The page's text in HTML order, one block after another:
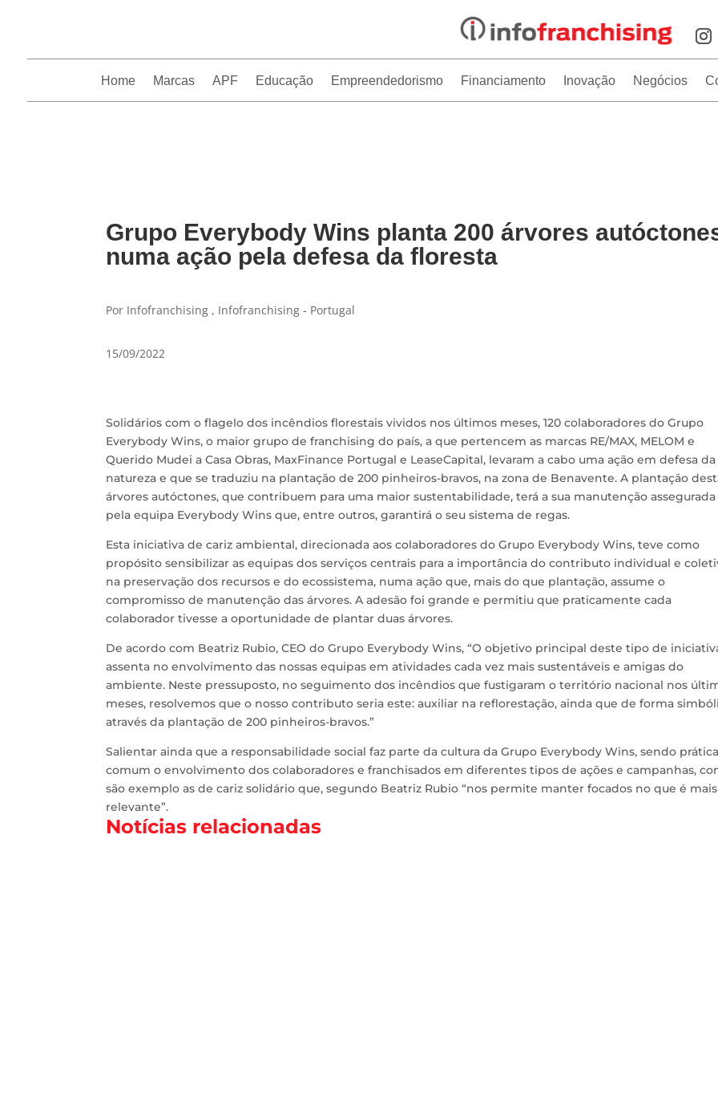
Home Marcas APF Educação Empreendedorismo Financiamento Inovação Negócios
Grupo Everybody Wins planta 200 árvores
numa ação pela defesa da floresta
Por Infofranchising , Infofranchising - Portugal
15/09/2022
Solidários com o flagelo dos incêndios florestais vividos nos últimos meses, 120 colaboradores do Grupo
Everybody Wins, o maior grupo de franchising do país, a que pertencem as marcas RE/MAX, MELOM e
Querido Mudei a Casa Obras, MaxFinance Portugal e LeaseCapital, levaram a cabo uma ação em defesa da
natureza e que se traduziu na plantação de 200 pinheiros-bravos, na zona de Benavente. A plantação
árvores autóctones, que contribuem para uma maior sustentabilidade, terá a sua manutenção assegurada
pela equipa Everybody Wins que, entre outros, garantirá o seu sistema de regas.
Esta iniciativa de cariz ambiental, direcionada aos colaboradores do Grupo Everybody Wins, teve como
propósito sensibilizar as equipas dos serviços centrais para a importância do contributo individual e
na preservação dos recursos e do ecossistema, numa ação que, mais do que plantação, assume o
compromisso de manutenção das árvores. A adesão foi grande e permitiu que praticamente cada
colaborador tivesse a oportunidade de plantar duas árvores.
De acordo com Beatriz Rubio, CEO do Grupo Everybody Wins, “O objetivo principal deste tipo de
assenta no envolvimento das nossas equipas em atividades cada vez mais sustentáveis e amigas do
ambiente. Neste pressuposto, no seguimento dos incêndios que fustigaram o território nacional nos
meses, resolvemos que o nosso contributo seria este: auxiliar na reflorestação, ainda que de forma
através da plantação de 200 pinheiros-bravos.”
Salientar ainda que a responsabilidade social faz parte da cultura da Grupo Everybody Wins, sendo prática
comum o envolvimento dos colaboradores e franchisados em diferentes tipos de ações e campanhas,
são exemplo as de cariz solidário que, segundo Beatriz Rubio “nos permite manter focados no que é mais
relevante”.
Notícias relacionadas